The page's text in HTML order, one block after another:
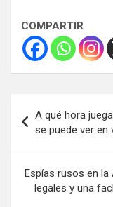
COMPARTIR
de
entradas
A qué hora
se puede ver en
Espías rusos en la
legales y una